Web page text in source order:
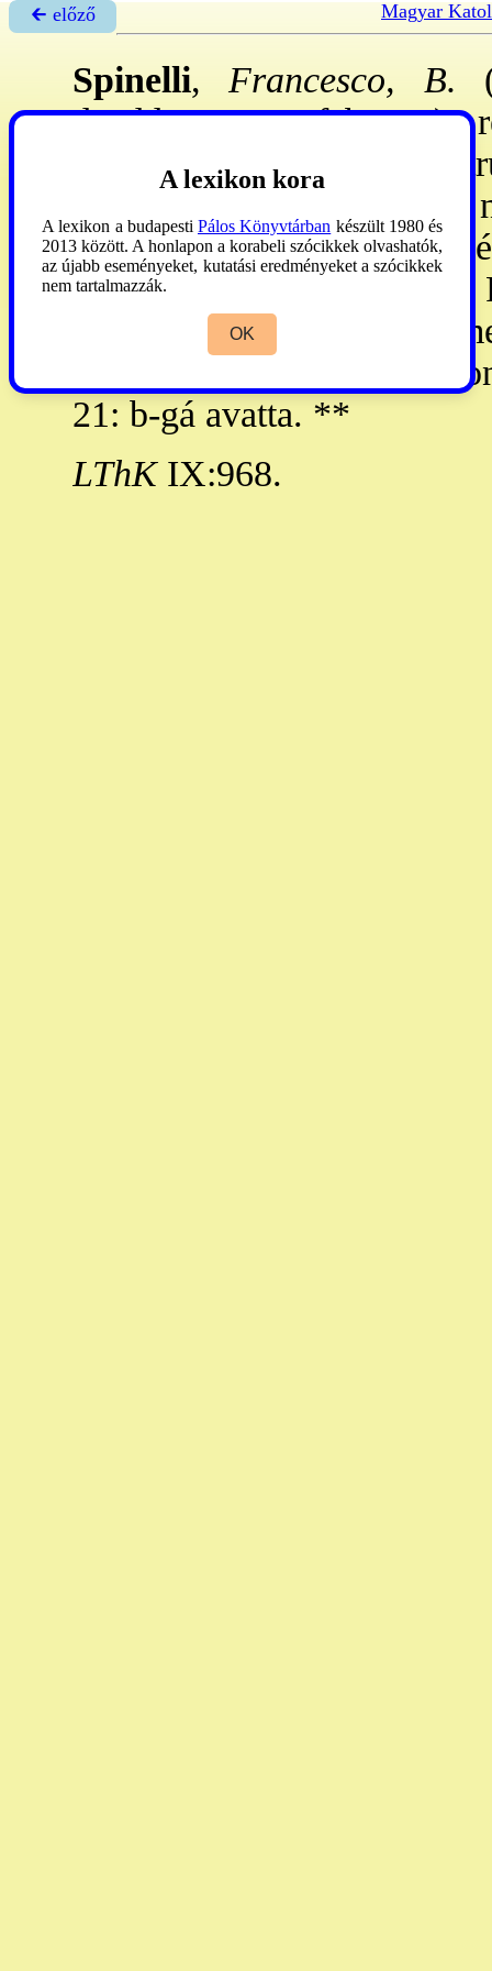
🡰 előző Magyar
Spinelli, Francesco, B.
d'Adda, 1913. febr. 6.):
pappá sztelték. 1882:
melytől 1889: anyagi
cremonai egyhm-be.
céljaiban az előzővel
21: b-gá avatta. **
LThKIX:968.
A lexikon kora
A lexikon a budapesti Pálos Könyvtárban készült 1980 és
2013 között. A honlapon a korabeli szócikkek olvashatók,
az újabb eseményeket, kutatási eredményeket a szócikkek
nem tartalmazzák.
OK